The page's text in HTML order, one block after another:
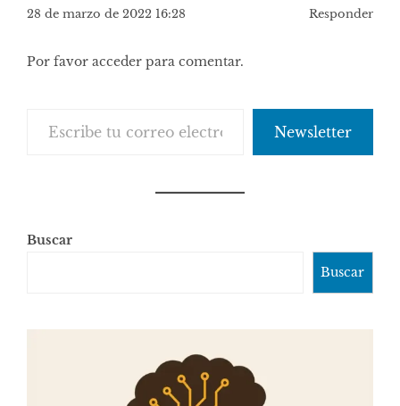
28 de marzo de 2022 16:28 Responder
Por favor acceder para comentar.
Newsletter
Buscar
Buscar